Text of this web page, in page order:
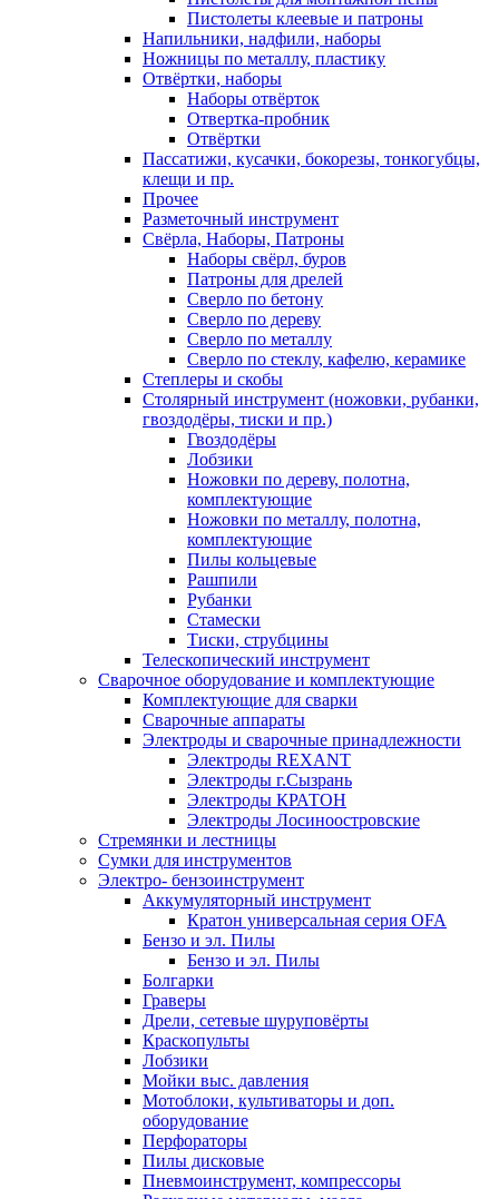
Пистолеты клеевые и патроны
Напильники, надфили, наборы
Ножницы по металлу, пластику
Отвёртки, наборы
Наборы отвёрток
Отвертка-пробник
Отвёртки
Пассатижи, кусачки, бокорезы, тонкогубцы,
клещи и пр.
Прочее
Разметочный инструмент
Свёрла, Наборы, Патроны
Наборы свёрл, буров
Патроны для дрелей
Сверло по бетону
Сверло по дереву
Сверло по металлу
Сверло по стеклу, кафелю, керамике
Степлеры и скобы
Столярный инструмент (ножовки, рубанки,
гвоздодёры, тиски и пр.)
Гвоздодёры
Лобзики
Ножовки по дереву, полотна,
комплектующие
Ножовки по металлу, полотна,
комплектующие
Пилы кольцевые
Рашпили
Рубанки
Стамески
Тиски, струбцины
Телескопический инструмент
Сварочное оборудование и комплектующие
Комплектующие для сварки
Сварочные аппараты
Электроды и сварочные принадлежности
Электроды REXANT
Электроды г.Сызрань
Электроды КРАТОН
Электроды Лосиноостровские
Стремянки и лестницы
Сумки для инструментов
Электро- бензоинструмент
Аккумуляторный инструмент
Кратон универсальная серия OFA
Бензо и эл. Пилы
Бензо и эл. Пилы
Болгарки
Граверы
Дрели, сетевые шуруповёрты
Краскопульты
Лобзики
Мойки выс. давления
Мотоблоки, культиваторы и доп.
оборудование
Перфораторы
Пилы дисковые
Пневмоинструмент, компрессоры